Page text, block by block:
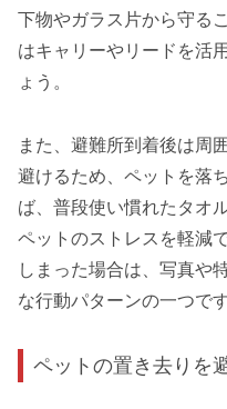
下物やガラス片から守る
はキャリーやリードを活
ょう。
また、避難所到着後は周
避けるため、ペットを落
ば、普段使い慣れたタオ
ペットのストレスを軽減
しまった場合は、写真や
な行動パターンの一つです
ペットの置き去りを